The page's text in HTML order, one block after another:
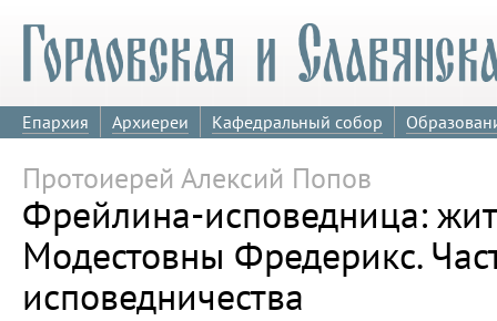
Епархия Архиереи Кафедральный собор
Протоиерей Алексий Попов
Фрейлина-исповедница:
Модестовны Фредерикс.
исповедничества